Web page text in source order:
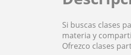
Si buscas clases
materia y
Ofrezco clases